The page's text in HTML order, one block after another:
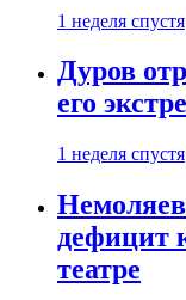
1 неделя спустя
Дуров
его
1 неделя спустя
дефицит
театре